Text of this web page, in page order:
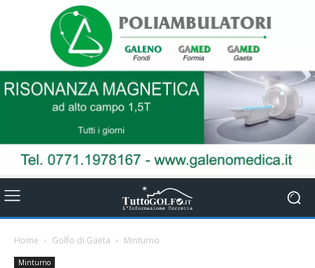
Home Golfo di Gaeta Minturno
Minturno